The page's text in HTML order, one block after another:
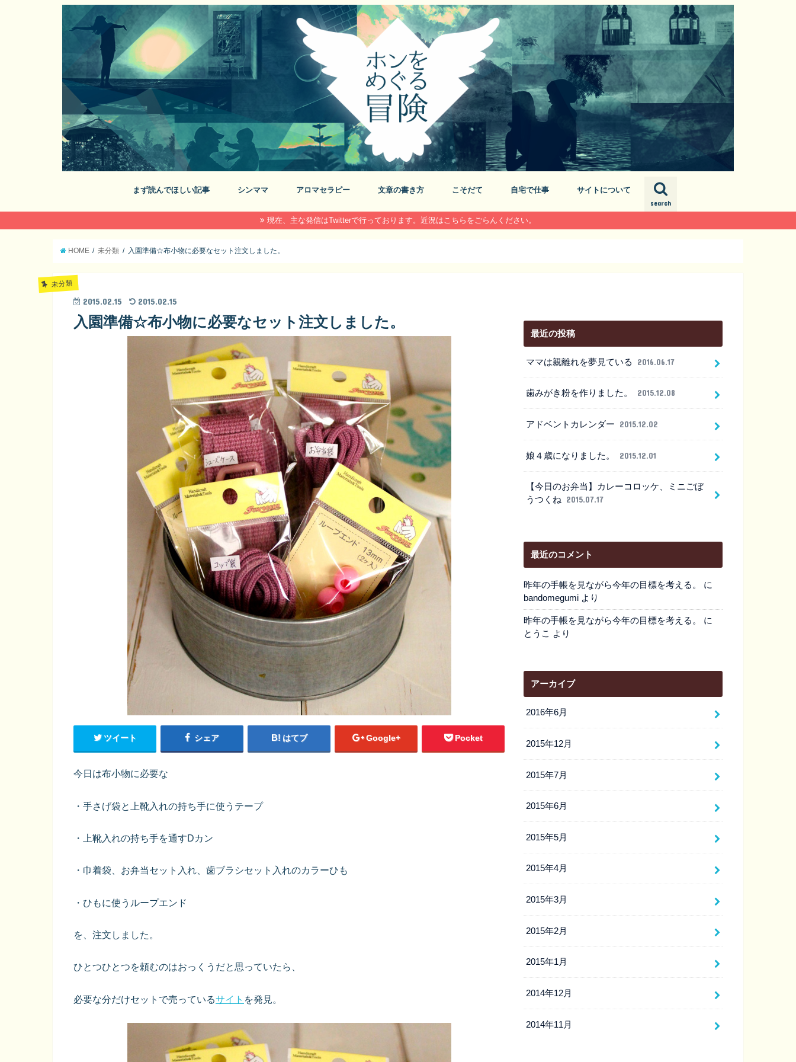
search
まず読んでほしい記事 シンママ アロマセラピー 文章の書き方 こそだて 自宅で仕事 サイトについて
プロフィール
お問い合わせ
サイトマップ
現在、主な発信はTwitterで行っております。近況はこちらをごらんください。
HOME 未分類 入園準備☆布小物に必要なセット注文しました。
未分類
2015.02.15 2015.02.15
入園準備☆布小物に必要なセット注文しました。
ツイート シェア はてブ Google+ Pocket
今日は布小物に必要な
・手さげ袋と上靴入れの持ち手に使うテープ
・上靴入れの持ち手を通すDカン
・巾着袋、お弁当セット入れ、歯ブラシセット入れのカラーひも
・ひもに使うループエンド
を、注文しました。
ひとつひとつを頼むのはおっくうだと思っていたら、
必要な分だけセットで売っているサイト を発見。
最近の投稿
ママは親離れを夢見ている 2016.06.17
歯みがき粉を作りました。 2015.12.08
アドベントカレンダー 2015.12.02
娘４歳になりました。 2015.12.01
【今日のお弁当】カレーコロッケ、ミニごぼ
うつくね 2015.07.17
最近のコメント
昨年の手帳を見ながら今年の目標を考える。
に
bandomegumi より
昨年の手帳を見ながら今年の目標を考える。
に
とうこ より
アーカイブ
2016年6月
2015年12月
2015年7月
2015年6月
2015年5月
2015年4月
2015年3月
2015年2月
2015年1月
2014年12月
2014年11月